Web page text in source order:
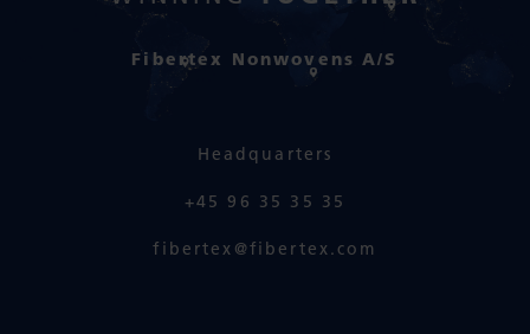
Fibertex Nonwovens A/S
Headquarters
+45 96 35 35 35
fibertex@fibertex.com